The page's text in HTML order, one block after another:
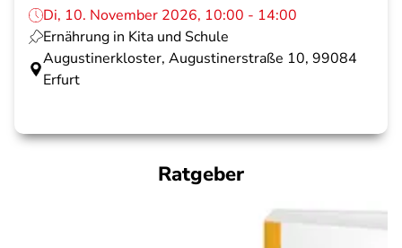
Di, 10. November 2026, 10:00 - 14:00
Ernährung in Kita und Schule
Augustinerkloster, Augustinerstraße 10, 99084
Erfurt
Ratgeber